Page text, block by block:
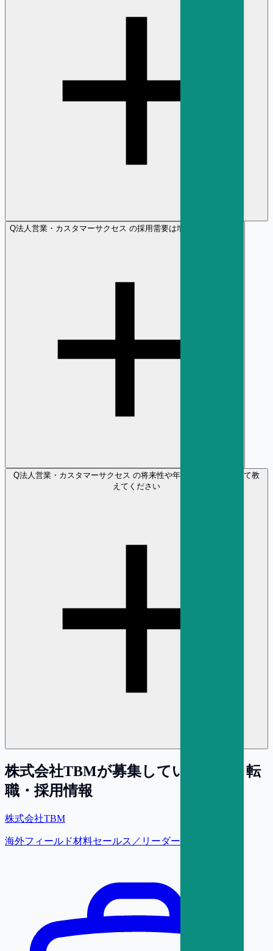
Q法人営業・カスタマーサクセス の採用需要は増加傾向ですか？
Q法人営業・カスタマーサクセス の将来性や年収の見通しについて教
えてください
株式会社TBMが募集している求人・転
職・採用情報
株式会社TBM
海外フィールド材料セールス／リーダー【東京】